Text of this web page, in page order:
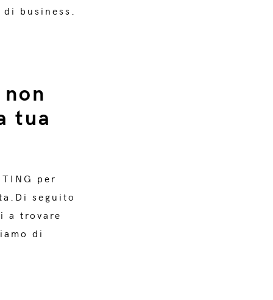
business.
tua
per
seguito
a trovare
di